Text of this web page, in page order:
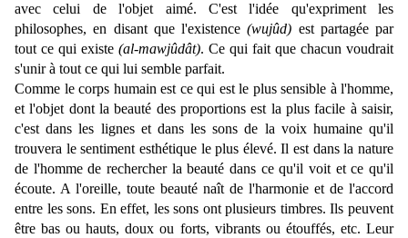
avec celui de l'objet aimé. C'est l'idée qu'expriment les
philosophes, en disant que l'existence(wujûd) est partagée par
tout ce qui existe (al-mawjûdât). Ce qui fait que chacun voudrait
s'unir à tout ce qui lui semble parfait.
Comme le corps humain est ce qui est le plus sensible à l'homme,
et l'objet dont la beauté des proportions est la plus facile à saisir,
c'est dans les lignes et dans les sons de la voix humaine qu'il
trouvera le sentiment esthétique le plus élevé. Il est dans la nature
de l'homme de rechercher la beauté dans ce qu'il voit et ce qu'il
écoute. A l'oreille, toute beauté naît de l'harmonie et de l'accord
entre les sons. En effet, les sons ont plusieurs timbres. Ils peuvent
être bas ou hauts, doux ou forts, vibrants ou étouffés, etc. Leur